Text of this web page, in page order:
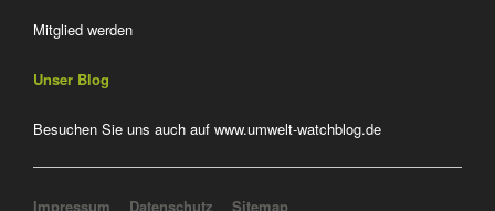
Mitglied werden
Unser Blog
Besuchen Sie uns auch auf www.umwelt-watchblog.de
Navigation überspringen
Impressum Datenschutz Sitemap